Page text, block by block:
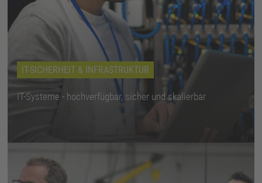
IT-SICHERHEIT & INFRASTRUKTUR
IT-Systeme - hochverfügbar, sicher und skalierbar